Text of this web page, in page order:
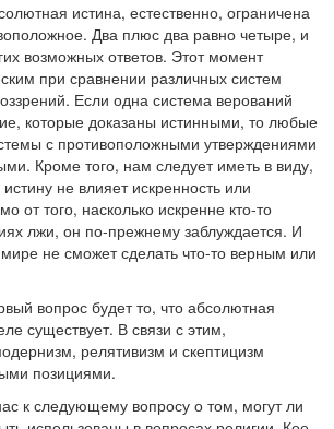
истина, естественно, ограничена
Два плюс два равно четыре, и
возможных ответов. Этот момент
при сравнении различных систем
Если одна система верований
которые доказаны истинными, то любые
с противоположными утверждениями
Кроме того, нам следует иметь в виду,
не влияет искренность или
от того, насколько искренне кто-то
лжи, он по-прежнему заблуждается. И
не сможет сделать что-то верным или
вопрос будет то, что абсолютная
существует. В связи с этим,
релятивизм и скептицизм
позициями.
к следующему вопросу о том, могут ли